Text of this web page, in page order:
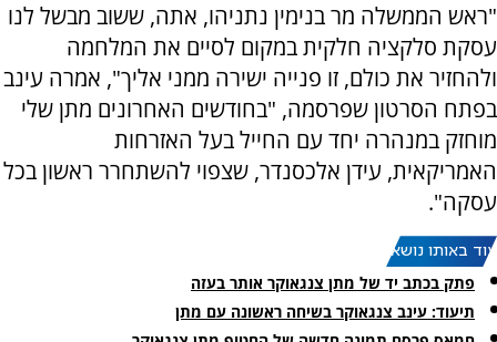
"ראש הממשלה מר בנימין נתניהו, אתה, ששוב מבשל לנו
עסקת סלקציה חלקית במקום לסיים את המלחמה
ולהחזיר את כולם, זו פנייה ישירה ממני אליך", אמרה עינב
בפתח הסרטון שפרסמה, "בחודשים האחרונים מתן שלי
מוחזק במנהרה יחד עם החייל בעל האזרחות
האמריקאית, עידן אלכסנדר, שצפוי להשתחרר ראשון בכל
עסקה".
עוד באותו נושא:
פתק בכתב יד של מתן צנגאוקר אותר בעזה
תיעוד: עינב צנגאוקר בשיחה ראשונה עם מתן